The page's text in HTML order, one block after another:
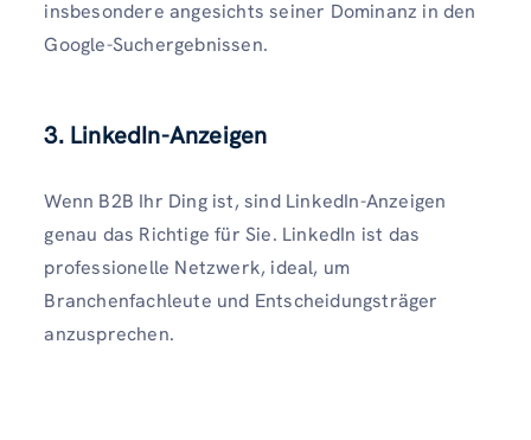
insbesondere angesichts seiner Dominanz in den
Google-Suchergebnissen.
3. LinkedIn-Anzeigen
Wenn B2B Ihr Ding ist, sind LinkedIn-Anzeigen
genau das Richtige für Sie. LinkedIn ist das
professionelle Netzwerk, ideal, um
Branchenfachleute und Entscheidungsträger
anzusprechen.